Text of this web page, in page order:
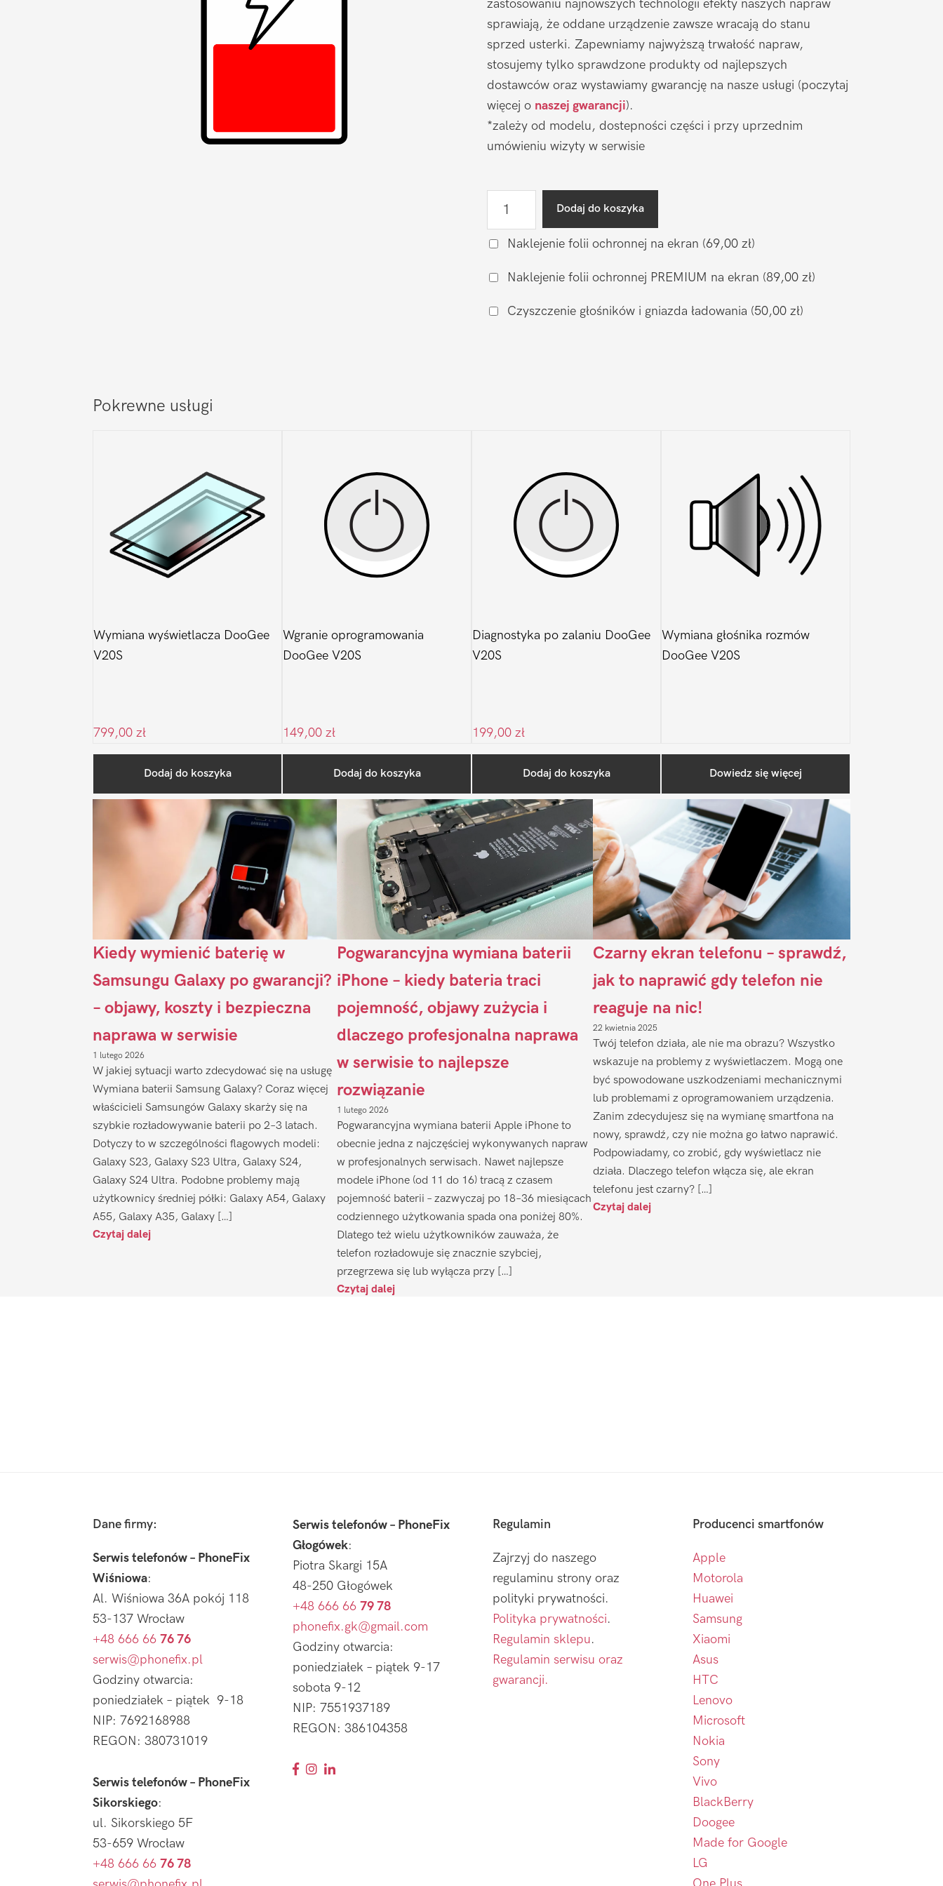
zastosowaniu najnowszych technologii efekty naszych napraw
sprawiają, że oddane urządzenie zawsze wracają do stanu
sprzed usterki. Zapewniamy najwyższą trwałość napraw,
stosujemy tylko sprawdzone produkty od najlepszych
dostawców oraz wystawiamy gwarancję na nasze usługi (poczytaj
więcej o naszej gwarancji).
*zależy od modelu, dostepności części i przy uprzednim
umówieniu wizyty w serwisie
baterii
V20S
Dodaj do koszyka
Naklejenie folii ochronnej na ekran (69,00 zł)
Naklejenie folii ochronnej PREMIUM na ekran (89,00 zł)
Czyszczenie głośników i gniazda ładowania (50,00 zł)
Pokrewne usługi
Wymiana wyświetlacza DooGee
V20S
799,00 zł
Dodaj do koszyka
Wgranie oprogramowania
DooGee V20S
149,00 zł
Dodaj do koszyka
Diagnostyka po zalaniu DooGee
V20S
199,00 zł
Dodaj do koszyka
Wymiana głośnika rozmów
DooGee V20S
Dowiedz się więcej
Sidebar
Ostatnio na blogu
Kiedy wymienić baterię w
Samsungu Galaxy po gwarancji?
– objawy, koszty i bezpieczna
naprawa w serwisie
1 lutego 2026
W jakiej sytuacji warto zdecydować się na usługę
Wymiana baterii Samsung Galaxy? Coraz więcej
właścicieli Samsungów Galaxy skarży się na
szybkie rozładowywanie baterii po 2–3 latach.
Dotyczy to w szczególności flagowych modeli:
Galaxy S23, Galaxy S23 Ultra, Galaxy S24,
Galaxy S24 Ultra. Podobne problemy mają
użytkownicy średniej półki: Galaxy A54, Galaxy
A55, Galaxy A35, Galaxy […]
Czytaj dalej
Pogwarancyjna wymiana baterii
iPhone – kiedy bateria traci
pojemność, objawy zużycia i
dlaczego profesjonalna naprawa
w serwisie to najlepsze
rozwiązanie
1 lutego 2026
Pogwarancyjna wymiana baterii Apple iPhone to
obecnie jedna z najczęściej wykonywanych napraw
w profesjonalnych serwisach. Nawet najlepsze
modele iPhone (od 11 do 16) tracą z czasem
pojemność baterii – zazwyczaj po 18–36 miesiącach
codziennego użytkowania spada ona poniżej 80%.
Dlatego też wielu użytkowników zauważa, że
telefon rozładowuje się znacznie szybciej,
przegrzewa się lub wyłącza przy […]
Czytaj dalej
Czarny ekran telefonu – sprawdź,
jak to naprawić gdy telefon nie
reaguje na nic!
22 kwietnia 2025
Twój telefon działa, ale nie ma obrazu? Wszystko
wskazuje na problemy z wyświetlaczem. Mogą one
być spowodowane uszkodzeniami mechanicznymi
lub problemami z oprogramowaniem urządzenia.
Zanim zdecydujesz się na wymianę smartfona na
nowy, sprawdź, czy nie można go łatwo naprawić.
Podpowiadamy, co zrobić, gdy wyświetlacz nie
działa. Dlaczego telefon włącza się, ale ekran
telefonu jest czarny? […]
Czytaj dalej
Dane firmy:
Serwis telefonów – PhoneFix
Wiśniowa:
Al. Wiśniowa 36A pokój 118
53-137 Wrocław
+48 666 66 76 76
serwis@phonefix.pl
Godziny otwarcia:
poniedziałek – piątek 9-18
NIP: 7692168988
REGON: 380731019
Serwis telefonów – PhoneFix
Sikorskiego:
ul. Sikorskiego 5F
53-659 Wrocław
+48 666 66 76 78
Serwis telefonów – PhoneFix
Głogówek:
Piotra Skargi 15A
48-250 Głogówek
+48 666 66 79 78
phonefix.gk@gmail.com
Godziny otwarcia:
poniedziałek – piątek 9-17
sobota 9-12
NIP: 7551937189
REGON: 386104358
Regulamin
Zajrzyj do naszego
regulaminu strony oraz
polityki prywatności.
Polityka prywatności.
Regulamin sklepu.
Regulamin serwisu oraz
gwarancji.
Producenci smartfonów
Apple
Motorola
Huawei
Samsung
Xiaomi
Asus
HTC
Lenovo
Microsoft
Nokia
Sony
Vivo
BlackBerry
Doogee
Made for Google
LG